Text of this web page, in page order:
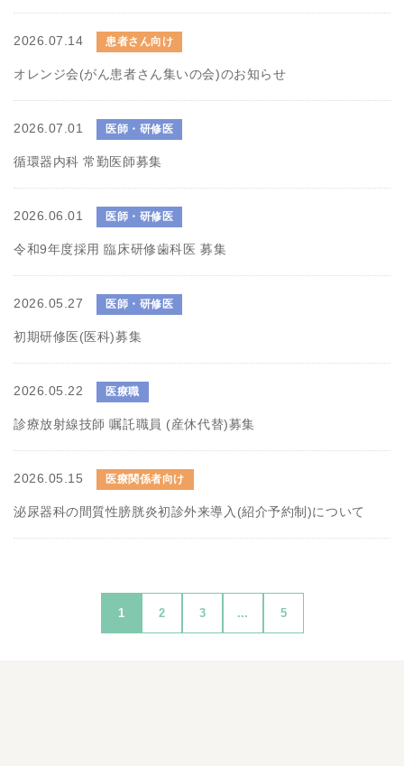
2026.07.14 患者さん向け
オレンジ会(がん患者さん集いの会)のお知らせ
2026.07.01 医師・研修医
循環器内科 常勤医師募集
2026.06.01 医師・研修医
令和9年度採用 臨床研修歯科医 募集
2026.05.27 医師・研修医
初期研修医(医科)募集
2026.05.22 医療職
診療放射線技師 嘱託職員 (産休代替)募集
2026.05.15 医療関係者向け
泌尿器科の間質性膀胱炎初診外来導入(紹介予約制)について
1 2 3 ... 5